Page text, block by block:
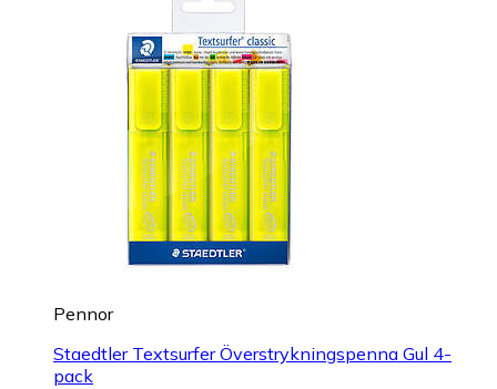
Pennor
Staedtler Textsurfer Överstrykningspenna Gul 4-
pack